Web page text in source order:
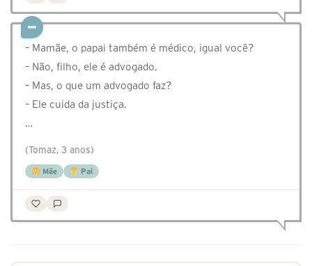
– Mamãe, o papai também é médico, igual você?
– Não, filho, ele é advogado.
– Mas, o que um advogado faz?
– Ele cuida da justiça.
…
(Tomaz, 3 anos)
Mãe Pai